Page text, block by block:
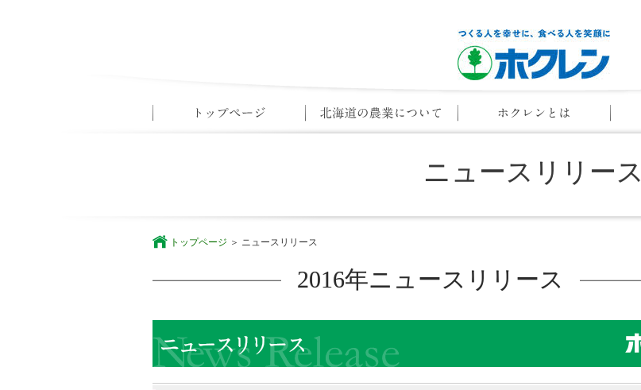
ニュースリリース
トップページ ニュースリリース
2016年ニュースリリース